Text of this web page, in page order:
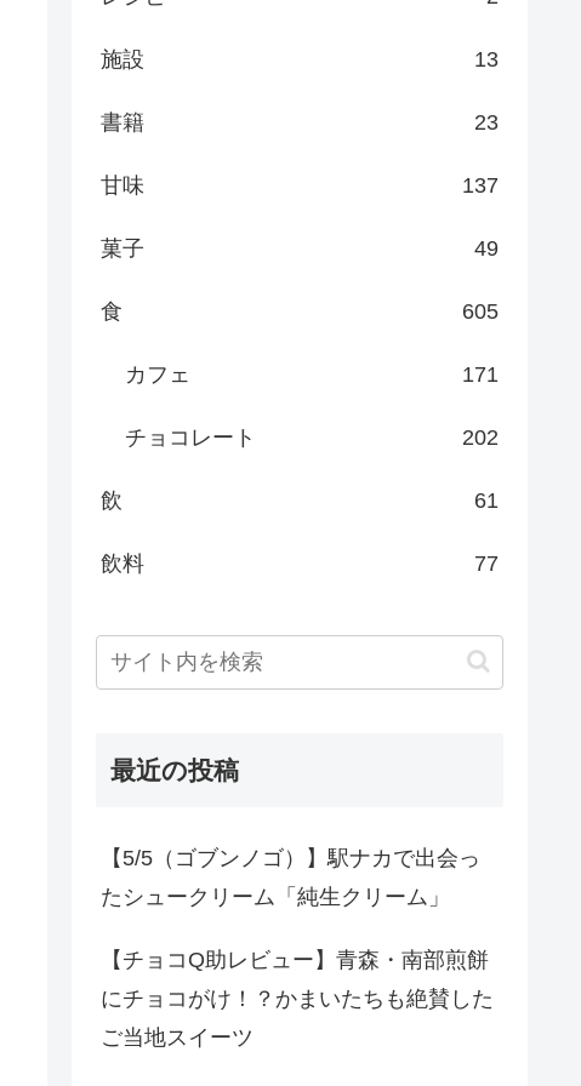
施設 13
書籍 23
甘味 137
菓子 49
食 605
カフェ 171
チョコレート 202
飲 61
飲料 77
最近の投稿
【5/5（ゴブンノゴ）】駅ナカで出会っ
たシュークリーム「純生クリーム」
【チョコQ助レビュー】青森・南部煎餅
にチョコがけ！？かまいたちも絶賛した
ご当地スイーツ